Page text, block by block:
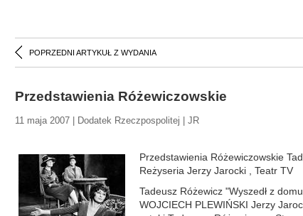
POPRZEDNI ARTYKUŁ Z WYDANIA
Przedstawienia Różewiczowskie
11 maja 2007 | Dodatek Rzeczpospolitej | JR
Przedstawienia Różewiczowskie
Reżyseria Jerzy Jarocki , Teatr TV
Tadeusz Różewicz "Wyszedł z
WOJCIECH PLEWIŃSKI Jerzy